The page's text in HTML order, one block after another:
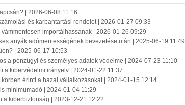
| 2026-06-08 11:16
és karbantartási rendelet | 2026-01-27 09:33
importálhassanak | 2026-01-26 09:29
anyák adómentességének bevezetése után | 2025-06-19 11:49
| 2025-06-17 10:53
a pénzügyi és személyes adatok védelme | 2024-07-23 11:10
a kibervédelmi irányelv | 2024-01-22 11:37
érinti a hazai vállalkozásokat | 2024-01-15 12:14
minimumadó | 2024-01-04 11:29
a kiberbiztonság | 2023-12-21 12:22